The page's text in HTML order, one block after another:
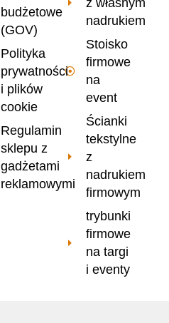
nadrukiem
Stoisko
firmowe
na
event
Ścianki
tekstylne
z
nadrukiem
firmowym
trybunki
firmowe
na targi
i eventy
budżetowe
(GOV)
Polityka
prywatności
i plików
cookie
Regulamin
sklepu z
gadżetami
reklamowymi